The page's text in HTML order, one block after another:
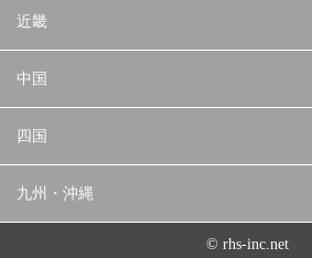
近畿
中国
四国
九州・沖縄
© rhs-inc.net